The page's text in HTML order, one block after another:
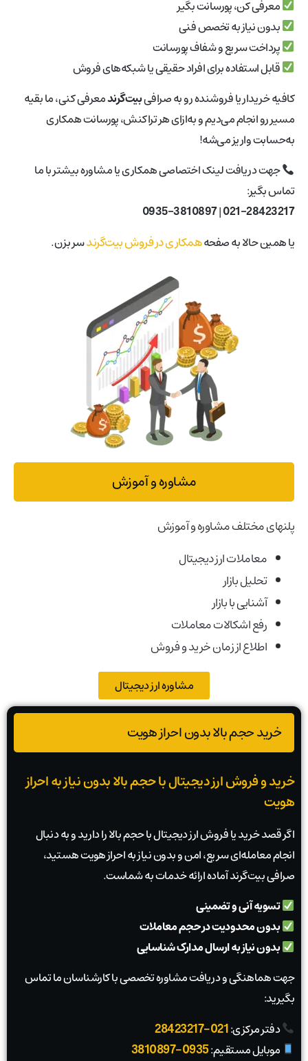
معرفی کن، پورسانت بگیر
بدون نیاز به تخصص فنی
پرداخت سریع و شفاف پورسانت
قابل استفاده برای افراد حقیقی یا شبکه‌های فروش
کافیه خریدار یا فروشنده رو به صرافیبیت‌گرندمعرفی کنی، ما بقیه
مسیر رو انجام می‌دیم و به‌ازای هر تراکنش، پورسانت همکاری
به‌حسابت واریز می‌شه!
جهت دریافت لینک اختصاصی همکاری یا مشاوره بیشتر با ما
تماس بگیر:
021-28423217
|
0935-3810897
یا همین حالا به صفحههمکاری در فروش بیت‌گرندسر بزن.
مشاوره و آموزش
پلنهای مختلف مشاوره و آموزش
معاملات ارز دیجیتال
تحلیل بازار
آشنایی با بازار
رفع اشکالات معاملات
اطلاع از زمان خرید و فروش
مشاوره ارز دیجیتال
خرید حجم بالا بدون احراز هویت
خرید و فروش ارز دیجیتال با حجم بالا بدون نیاز به احراز
هویت
اگر قصد خرید یا فروش ارز دیجیتال با حجم بالا را دارید و به دنبال
انجام معامله‌ای سریع، امن و بدون نیاز به احراز هویت هستید،
صرافی بیت‌گرند آماده ارائه خدمات به شماست.
تسویه آنی و تضمینی
بدون محدودیت در حجم معاملات
بدون نیاز به ارسال مدارک شناسایی
جهت هماهنگی و دریافت مشاوره تخصصی با کارشناسان ما تماس
بگیرید:
دفتر مرکزی:021-28423217
موبایل مستقیم:0935-3810897